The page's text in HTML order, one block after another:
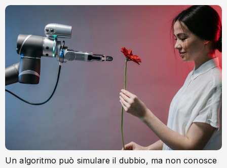
Un algoritmo può simulare il dubbio, ma non conosce